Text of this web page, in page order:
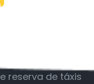
reserva de táxis